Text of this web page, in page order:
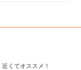
近くてオススメ！